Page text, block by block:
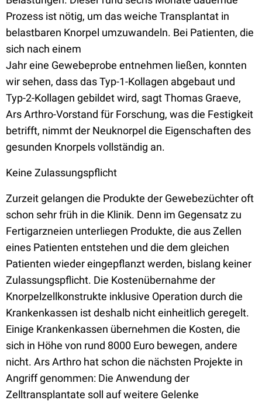
Prozess ist nötig, um das weiche Transplantat in
belastbaren Knorpel umzuwandeln. Bei Patienten, die
sich nach einem
Jahr eine Gewebeprobe entnehmen ließen, konnten
wir sehen, dass das Typ-1-Kollagen abgebaut und
Typ-2-Kollagen gebildet wird, sagt Thomas Graeve,
Ars Arthro-Vorstand für Forschung, was die Festigkeit
betrifft, nimmt der Neuknorpel die Eigenschaften des
gesunden Knorpels vollständig an.
Keine Zulassungspflicht
Zurzeit gelangen die Produkte der Gewebezüchter oft
schon sehr früh in die Klinik. Denn im Gegensatz zu
Fertigarzneien unterliegen Produkte, die aus Zellen
eines Patienten entstehen und die dem gleichen
Patienten wieder eingepflanzt werden, bislang keiner
Zulassungspflicht. Die Kostenübernahme der
Knorpelzellkonstrukte inklusive Operation durch die
Krankenkassen ist deshalb nicht einheitlich geregelt.
Einige Krankenkassen übernehmen die Kosten, die
sich in Höhe von rund 8000 Euro bewegen, andere
nicht. Ars Arthro hat schon die nächsten Projekte in
Angriff genommen: Die Anwendung der
Zelltransplantate soll auf weitere Gelenke